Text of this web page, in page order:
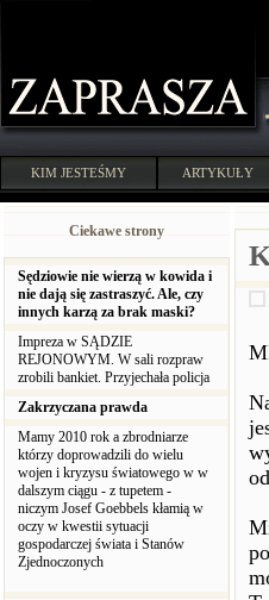
KIM JESTEŚMY ARTYKUŁY
Ciekawe strony
Sędziowie nie wierzą w kowida i
nie dają się zastraszyć. Ale, czy
innych karzą za brak maski?
Impreza w SĄDZIE
REJONOWYM. W sali rozpraw
zrobili bankiet. Przyjechała policja
Zakrzyczana prawda
Mamy 2010 rok a zbrodniarze
którzy doprowadzili do wielu
wojen i kryzysu światowego w w
dalszym ciągu - z tupetem -
niczym Josef Goebbels kłamią w
oczy w kwestii sytuacji
gospodarczej świata i Stanów
Zjednoczonych